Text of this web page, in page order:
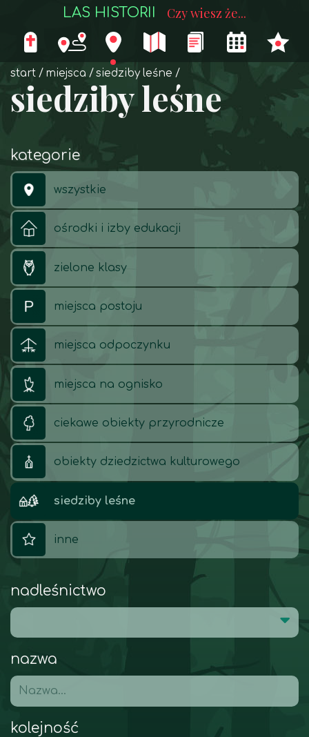
LAS HISTORII Czy wiesz że...
start miejsca siedziby leśne
siedziby leśne
kategorie
wszystkie
ośrodki i izby edukacji
zielone klasy
miejsca postoju
miejsca odpoczynku
miejsca na ognisko
ciekawe obiekty przyrodnicze
obiekty dziedzictwa kulturowego
siedziby leśne
inne
nadleśnictwo
nazwa
kolejność